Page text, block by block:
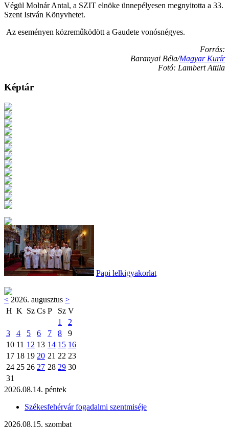
Végül Molnár Antal, a SZIT elnöke ünnepélyesen megnyitotta a 33.
Szent István Könyvhetet.
Az eseményen közreműködött a Gaudete vonósnégyes.
Forrás:
Baranyai Béla/Magyar Kurír
Fotó: Lambert Attila
Képtár
Papi lelkigyakorlat
< 2026. augusztus >
H K Sz Cs P Sz V
1
2
3
4 5 6 7 8
9
10 11 12 13 14 15 16
17 18 19 20 21 22 23
24 25 26 27 28 29 30
31
2026.08.14. péntek
Székesfehérvár fogadalmi szentmiséje
2026.08.15. szombat